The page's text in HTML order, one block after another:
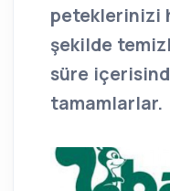
peteklerinizi
şekilde
süre
tamamlarlar.